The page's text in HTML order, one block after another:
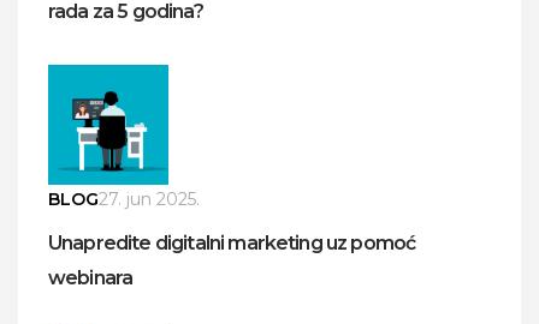
rada za 5 godina?
BLOG27. jun 2025.
Unapredite digitalni marketing uz pomoć
webinara